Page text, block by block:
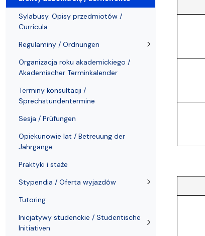
Sylabusy. Opisy przedmiotów /
Curricula
Regulaminy / Ordnungen
Organizacja roku akademickiego /
Akademischer Terminkalender
Terminy konsultacji /
Sprechstundentermine
Sesja / Prüfungen
Opiekunowie lat / Betreuung der
Jahrgänge
Praktyki i staże
Stypendia / Oferta wyjazdów
Tutoring
Inicjatywy studenckie / Studentische
Initiativen